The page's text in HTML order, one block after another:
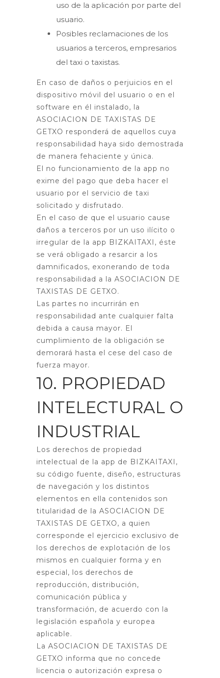
uso de la aplicación por parte del
usuario.
Posibles reclamaciones de los
usuarios a terceros, empresarios
del taxi o taxistas.
En caso de daños o perjuicios en el
dispositivo móvil del usuario o en el
software en él instalado, la
ASOCIACION DE TAXISTAS DE
GETXO responderá de aquellos cuya
responsabilidad haya sido demostrada
de manera fehaciente y única.
El no funcionamiento de la app no
exime del pago que deba hacer el
usuario por el servicio de taxi
solicitado y disfrutado.
En el caso de que el usuario cause
daños a terceros por un uso ilícito o
irregular de la app BIZKAITAXI, éste
se verá obligado a resarcir a los
damnificados, exonerando de toda
responsabilidad a la ASOCIACION DE
TAXISTAS DE GETXO.
Las partes no incurrirán en
responsabilidad ante cualquier falta
debida a causa mayor. El
cumplimiento de la obligación se
demorará hasta el cese del caso de
fuerza mayor.
10. PROPIEDAD
INTELECTURAL O
INDUSTRIAL
Los derechos de propiedad
intelectual de la app de BIZKAITAXI,
su código fuente, diseño, estructuras
de navegación y los distintos
elementos en ella contenidos son
titularidad de la ASOCIACION DE
TAXISTAS DE GETXO, a quien
corresponde el ejercicio exclusivo de
los derechos de explotación de los
mismos en cualquier forma y en
especial, los derechos de
reproducción, distribución,
comunicación pública y
transformación, de acuerdo con la
legislación española y europea
aplicable.
La ASOCIACION DE TAXISTAS DE
GETXO informa que no concede
licencia o autorización expresa o